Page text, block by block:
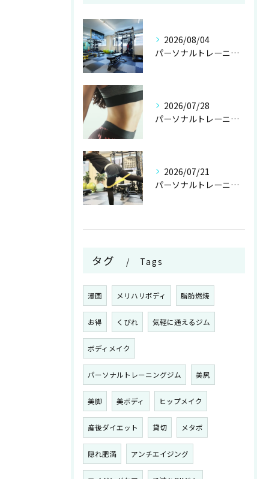
2026/08/04
パーソナルトレーニングの年齢層と40代でも安心して始めるための実態と不安解消ガイド
2026/07/28
パーソナルトレーニング初心者向け岐阜県岐阜市大洞紅葉が丘で安心スタートする方法
2026/07/21
パーソナルトレーニングでバストアップ理想の谷間と美姿勢を目指す女性の実践ガイド
タグ Tags
漫画 メリハリボディ 脂肪燃焼
お得 くびれ 気軽に通えるジム
ボディメイク
パーソナルトレーニングジム 美尻
美脚 美ボディ ヒップメイク
産後ダイエット 貸切 メタボ
隠れ肥満 アンチエイジング